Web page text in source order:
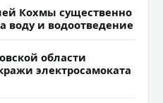
Кохмы существенно
и водоотведение
области
электросамоката